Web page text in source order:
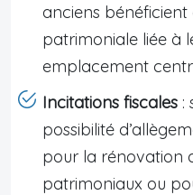
anciens bénéficient
patrimoniale liée à
emplacement
Incitations fiscales :
possibilité
pour la rénovation
patrimoniaux ou